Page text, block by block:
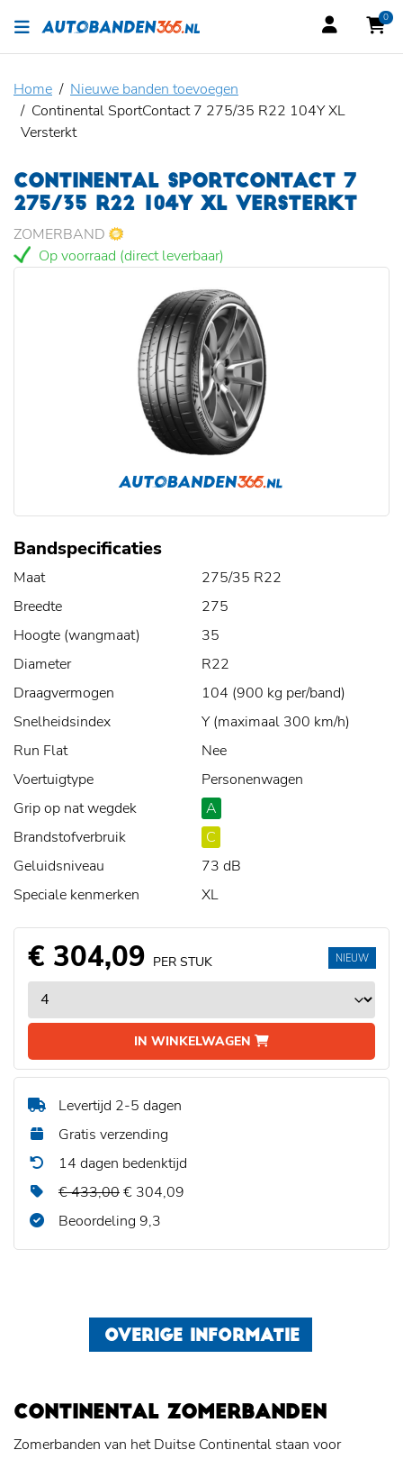
0
Home
Nieuwe banden toevoegen
Continental SportContact 7 275/35 R22 104Y XL
Versterkt
CONTINENTAL SPORTCONTACT 7
275/35 R22 104Y XL VERSTERKT
ZOMERBAND
Op voorraad (direct leverbaar)
Bandspecificaties
Maat
275/35 R22
Breedte
275
Hoogte (wangmaat)
35
Diameter
R22
Draagvermogen
104 (900 kg per/band)
Snelheidsindex
Y (maximaal 300 km/h)
Run Flat
Nee
Voertuigtype
Personenwagen
Grip op nat wegdek
A
Brandstofverbruik
C
Geluidsniveau
73 dB
Speciale kenmerken
XL
€ 304,09 PER STUK
IN WINKELWAGEN
NIEUW
Levertijd 2-5 dagen
Gratis verzending
14 dagen bedenktijd
€ 433,00€ 304,09
Beoordeling 9,3
OVERIGE INFORMATIE
CONTINENTAL ZOMERBANDEN
Zomerbanden van het Duitse Continental staan voor